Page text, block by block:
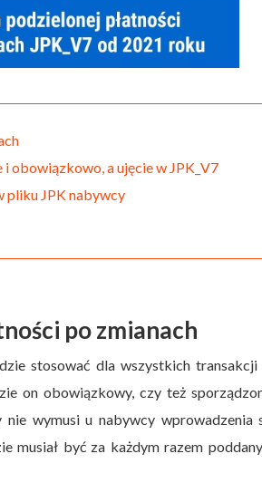
obowiązkowo, a ujęcie w JPK_V7
pliku JPK nabywcy
po zmianach
stosować dla wszystkich transakcji
on obowiązkowy, czy też
wymusi u nabywcy wprowadzenia
musiał być za każdym razem